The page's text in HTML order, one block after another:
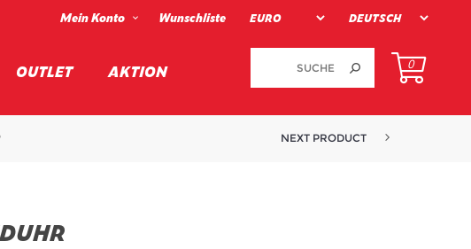
Mein Konto Wunschliste
0
OUTLET AKTION
NEXT PRODUCT